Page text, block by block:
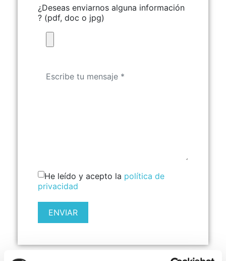
¿Deseas enviarnos alguna información
? (pdf, doc o jpg)
He leído y acepto la política de
privacidad
ENVIAR